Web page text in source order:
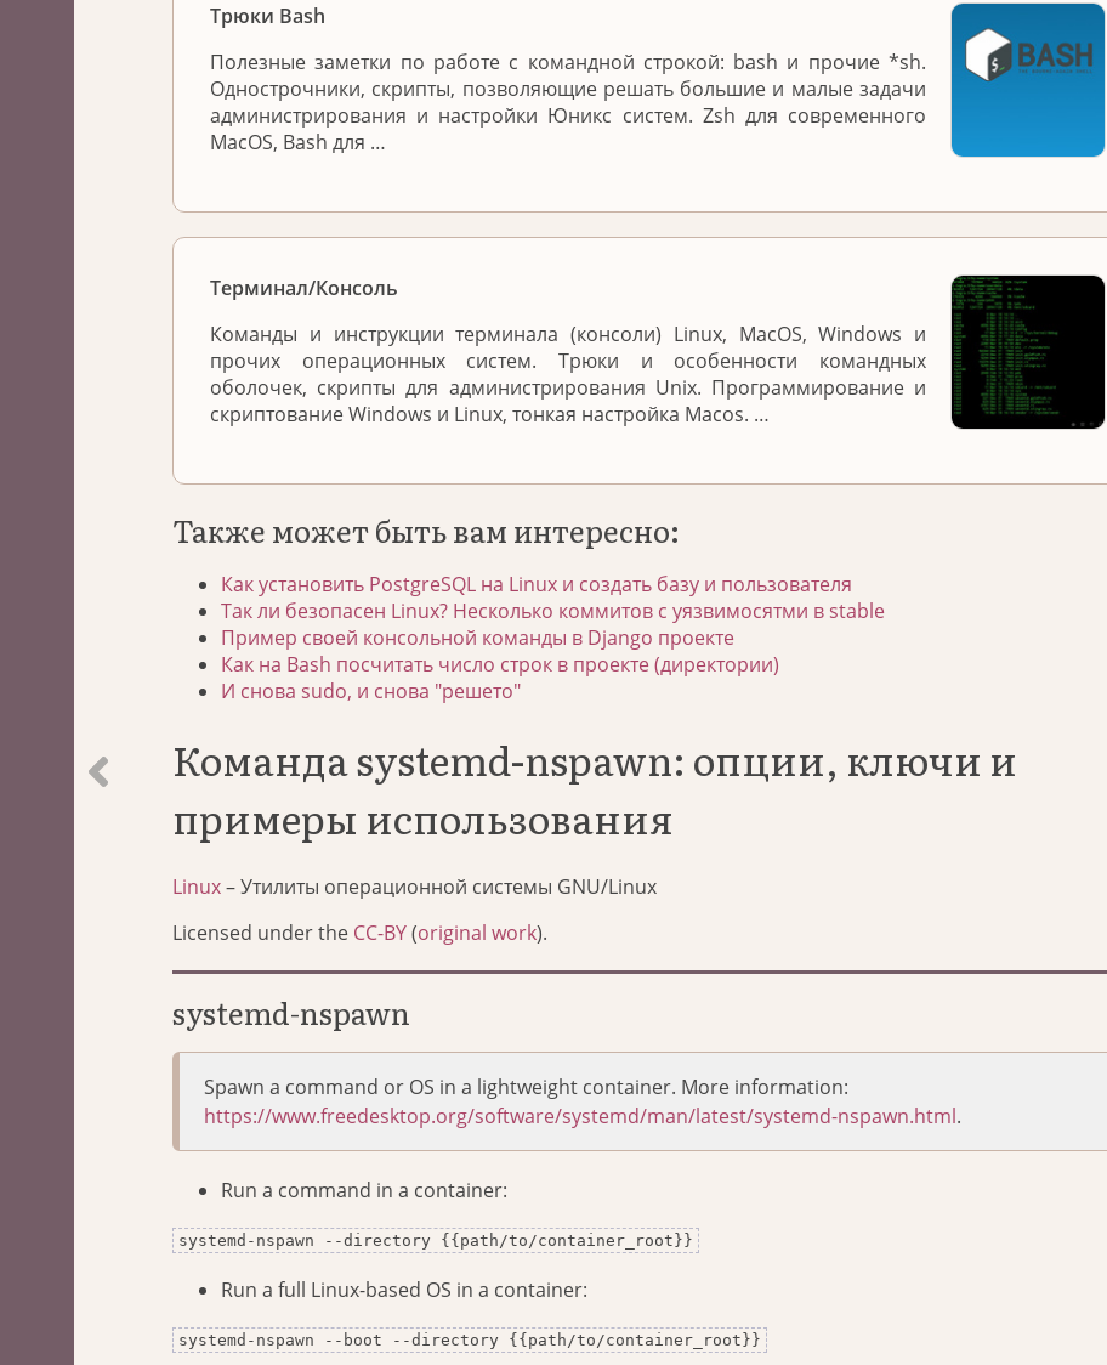
Трюки Bash
Полезные заметки по работе с командной строкой: bash и прочие *sh.
Однострочники, скрипты, позволяющие решать большие и малые задачи
администрирования и настройки Юникс систем. Zsh для современного
MacOS, Bash для …
Терминал/Консоль
Команды и инструкции терминала (консоли) Linux, MacOS, Windows и
прочих операционных систем. Трюки и особенности командных
оболочек, скрипты для администрирования Unix. Программирование и
скриптование Windows и Linux, тонкая настройка Macos. …
Также может быть вам интересно:
Как установить PostgreSQL на Linux и создать базу и пользователя
Так ли безопасен Linux? Несколько коммитов с уязвимосятми в stable
Пример своей консольной команды в Django проекте
Как на Bash посчитать число строк в проекте (директории)
И снова sudo, и снова "решето"
Команда systemd-nspawn: опции, ключи и
примеры использования
Linux– Утилиты операционной системы GNU/Linux
Licensed under the CC-BY(original work).
systemd-nspawn
Spawn a command or OS in a lightweight container. More information:
https://www.freedesktop.org/software/systemd/man/latest/systemd-nspawn.html.
Run a command in a container:
systemd-nspawn --directory {{path/to/container_root}}
Run a full Linux-based OS in a container:
systemd-nspawn --boot --directory {{path/to/container_root}}